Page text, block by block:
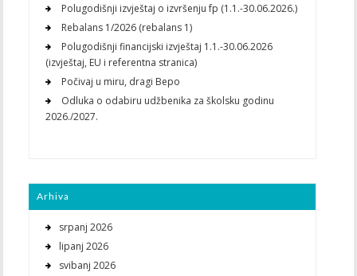
Polugodišnji izvještaj o izvršenju fp (1.1.-30.06.2026.)
Rebalans 1/2026 (rebalans 1)
Polugodišnji financijski izvještaj 1.1.-30.06.2026
(izvještaj, EU i referentna stranica)
Počivaj u miru, dragi Bepo
Odluka o odabiru udžbenika za školsku godinu
2026./2027.
Arhiva
srpanj 2026
lipanj 2026
svibanj 2026